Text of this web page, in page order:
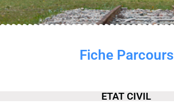
Fiche Parcours
ETAT CIVIL